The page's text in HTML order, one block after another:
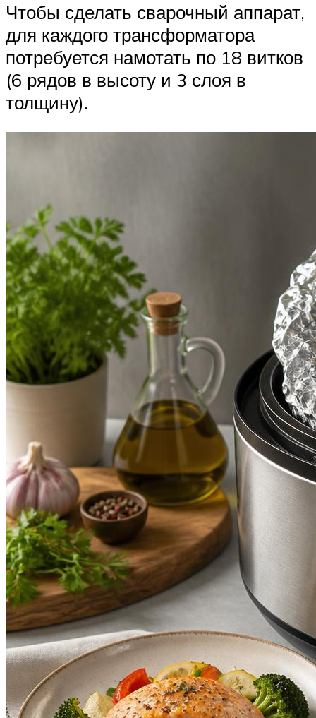
Чтобы сделать сварочный аппарат,
для каждого трансформатора
потребуется намотать по 18 витков
(6 рядов в высоту и 3 слоя в
толщину).